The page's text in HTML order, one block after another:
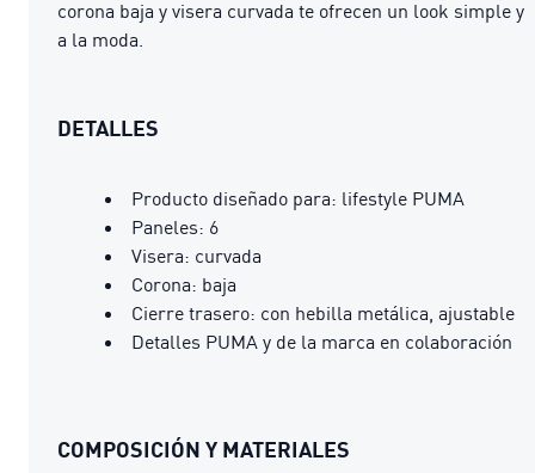
corona baja y visera curvada te ofrecen un look simple y
a la moda.
DETALLES
Producto diseñado para: lifestyle PUMA
Paneles: 6
Visera: curvada
Corona: baja
Cierre trasero: con hebilla metálica, ajustable
Detalles PUMA y de la marca en colaboración
COMPOSICIÓN Y MATERIALES